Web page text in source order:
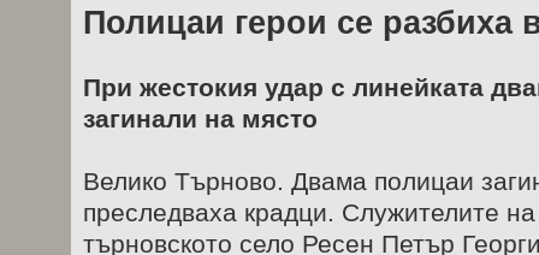
Полицаи герои се разбиха
При жестокия удар с линейката
загинали на място
Велико Търново. Двама полицаи
преследваха крадци. Служителите
търновското село Ресен Петър